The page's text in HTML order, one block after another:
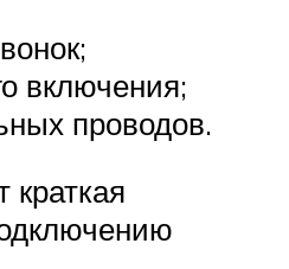
включения;
проводов.
краткая